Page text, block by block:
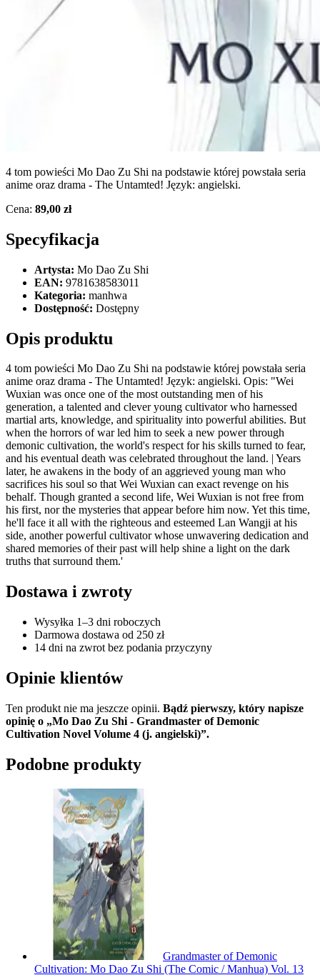
4 tom powieści Mo Dao Zu Shi na podstawie której powstała seria
anime oraz drama - The Untamted! Język: angielski.
Cena: 89,00 zł
Specyfikacja
Artysta: Mo Dao Zu Shi
EAN: 9781638583011
Kategoria: manhwa
Dostępność: Dostępny
Opis produktu
4 tom powieści Mo Dao Zu Shi na podstawie której powstała seria
anime oraz drama - The Untamted! Język: angielski. Opis: "Wei
Wuxian was once one of the most outstanding men of his
generation, a talented and clever young cultivator who harnessed
martial arts, knowledge, and spirituality into powerful abilities. But
when the horrors of war led him to seek a new power through
demonic cultivation, the world's respect for his skills turned to fear,
and his eventual death was celebrated throughout the land. | Years
later, he awakens in the body of an aggrieved young man who
sacrifices his soul so that Wei Wuxian can exact revenge on his
behalf. Though granted a second life, Wei Wuxian is not free from
his first, nor the mysteries that appear before him now. Yet this time,
he'll face it all with the righteous and esteemed Lan Wangji at his
side, another powerful cultivator whose unwavering dedication and
shared memories of their past will help shine a light on the dark
truths that surround them.'
Dostawa i zwroty
Wysyłka 1–3 dni roboczych
Darmowa dostawa od 250 zł
14 dni na zwrot bez podania przyczyny
Opinie klientów
Ten produkt nie ma jeszcze opinii. Bądź pierwszy, który napisze
opinię o „Mo Dao Zu Shi - Grandmaster of Demonic
Cultivation Novel Volume 4 (j. angielski)”.
Podobne produkty
Grandmaster of Demonic
Cultivation: Mo Dao Zu Shi (The Comic / Manhua) Vol. 13